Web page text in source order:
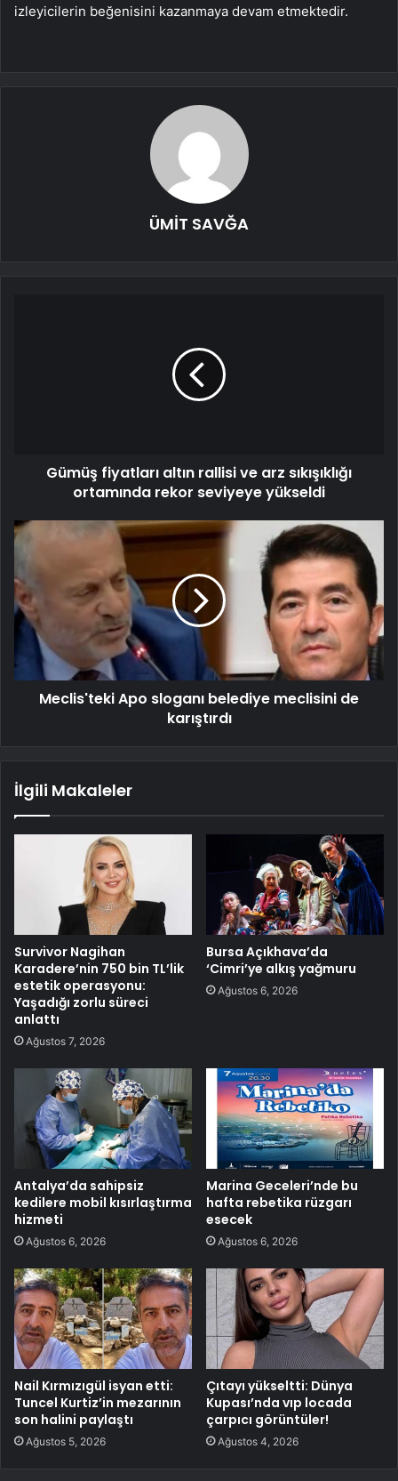
izleyicilerin beğenisini kazanmaya devam etmektedir.
ÜMİT SAVĞA
Gümüş fiyatları altın rallisi ve arz sıkışıklığı
ortamında rekor seviyeye yükseldi
Meclis'teki Apo sloganı belediye meclisini de
karıştırdı
İlgili Makaleler
Survivor Nagihan
Karadere’nin 750 bin TL’lik
estetik operasyonu:
Yaşadığı zorlu süreci
anlattı
Ağustos 7, 2026
Bursa Açıkhava’da
‘Cimri’ye alkış yağmuru
Ağustos 6, 2026
Antalya’da sahipsiz
kedilere mobil kısırlaştırma
hizmeti
Ağustos 6, 2026
Marina Geceleri’nde bu
hafta rebetika rüzgarı
esecek
Ağustos 6, 2026
Nail Kırmızıgül isyan etti:
Tuncel Kurtiz’in mezarının
son halini paylaştı
Ağustos 5, 2026
Çıtayı yükseltti: Dünya
Kupası’nda vıp locada
çarpıcı görüntüler!
Ağustos 4, 2026